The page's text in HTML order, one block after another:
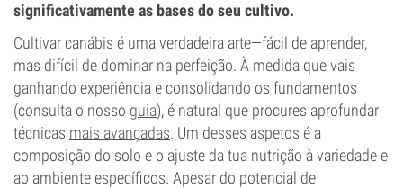
significativamente as bases do seu cultivo.
Cultivar canábis é uma verdadeira arte—fácil de aprender,
mas difícil de dominar na perfeição. À medida que vais
ganhando experiência e consolidando os fundamentos
(consulta o nosso guia), é natural que procures aprofundar
técnicas mais avançadas. Um desses aspetos é a
composição do solo e o ajuste da tua nutrição à variedade e
ao ambiente específicos. Apesar do potencial de